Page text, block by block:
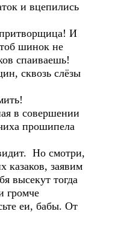
и вцепились
И
шинок не
спаиваешь!
сквозь слёзы
в совершении
прошипела
Но смотри,
казаков, заявим
высекут тогда
громче
еи, бабы. От